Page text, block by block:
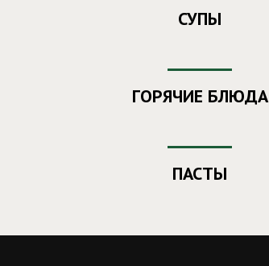
СУПЫ
ГОРЯЧИЕ БЛЮДА
ПАСТЫ